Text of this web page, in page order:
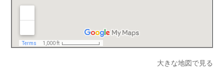
大きな地図で見る